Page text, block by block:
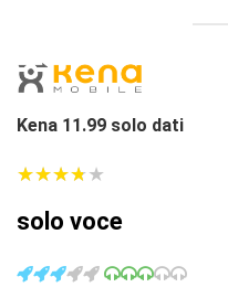
Kena 11.99 solo dati
★★★★★
★★★★★
solo voce